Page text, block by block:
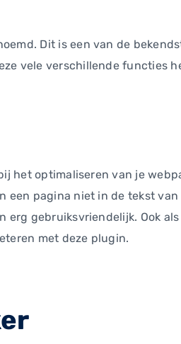
Dit is een van de
vele verschillende functies
het optimaliseren van je
een pagina niet in de tekst
erg gebruiksvriendelijk. Ook
met deze plugin.